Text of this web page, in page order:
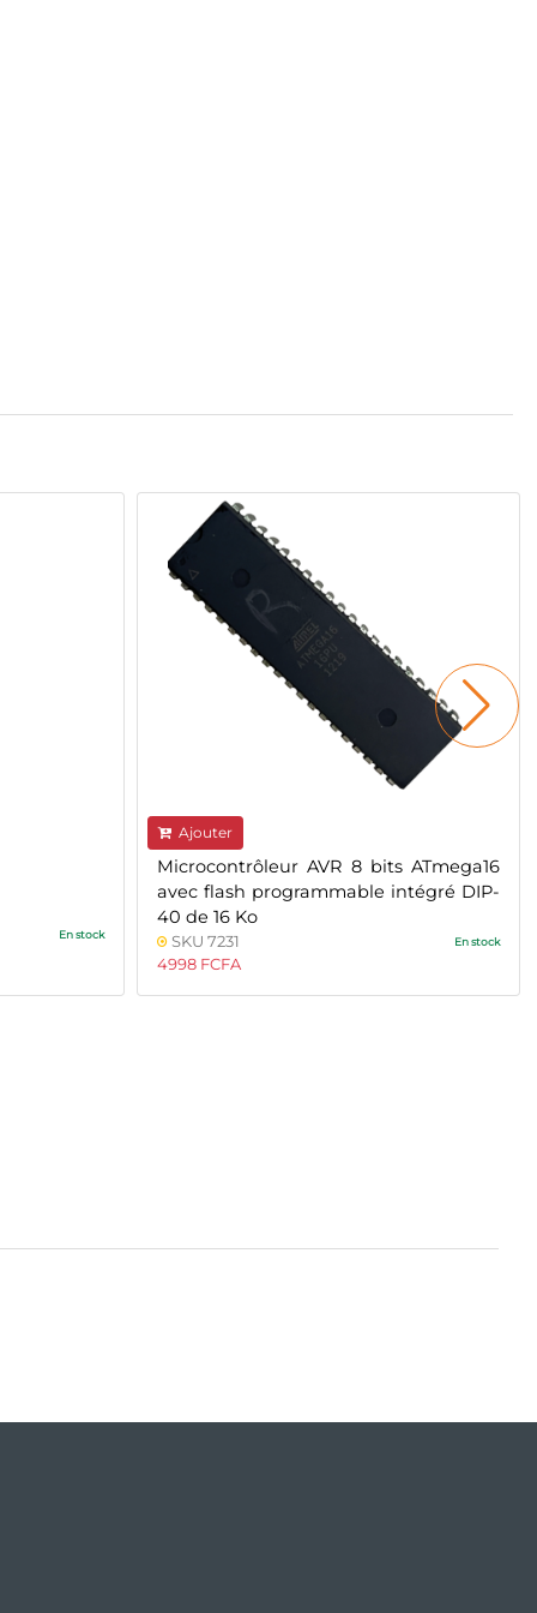
En stock
Ajouter
Microcontrôleur AVR 8 bits ATmega16
avec flash programmable intégré DIP-
40 de 16 Ko
SKU 7231 En stock
4998 FCFA